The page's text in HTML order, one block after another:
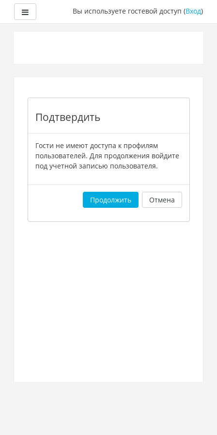
Боковая панельВы используете гостевой доступ (Вход)
Подтвердить
Гости не имеют доступа к профилям
пользователей. Для продолжения войдите
под учетной записью пользователя.
Продолжить Отмена